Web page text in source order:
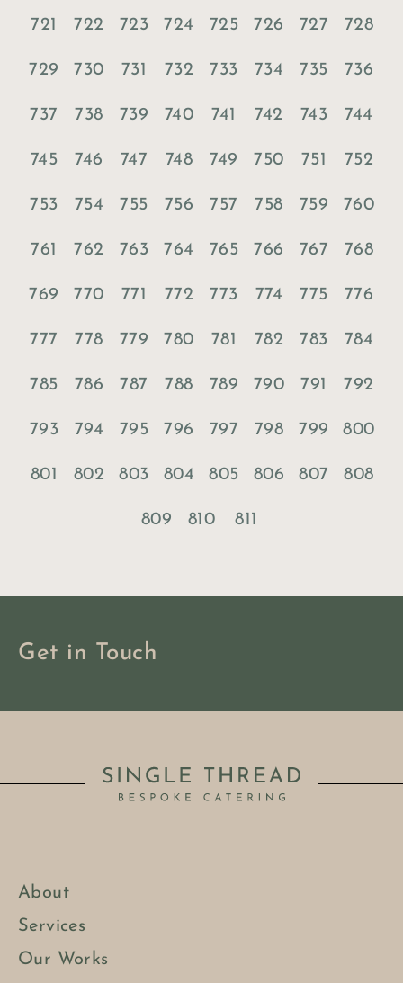
721 722 723 724 725 726 727 728
729 730 731 732 733 734 735 736
737 738 739 740 741 742 743 744
745 746 747 748 749 750 751 752
753 754 755 756 757 758 759 760
761 762 763 764 765 766 767 768
769 770 771 772 773 774 775 776
777 778 779 780 781 782 783 784
785 786 787 788 789 790 791 792
793 794 795 796 797 798 799 800
801 802 803 804 805 806 807 808
809 810 811
Get in Touch
About
Services
Our Works